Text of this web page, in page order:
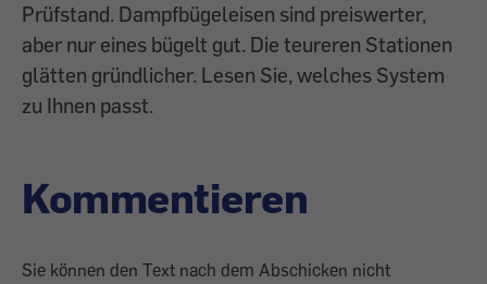
Prüfstand. Dampfbügeleisen sind preiswerter,
aber nur eines bügelt gut. Die teureren Stationen
glätten gründlicher. Lesen Sie, welches System
zu Ihnen passt.
Kommentieren
Sie können den Text nach dem Abschicken nicht